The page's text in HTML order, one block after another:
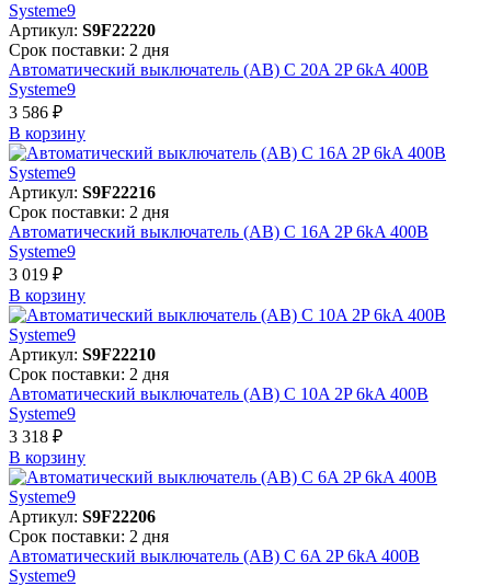
Артикул: S9F22220
Срок поставки: 2 дня
Автоматический выключатель (АВ) C 20A 2P 6kA 400В
Systeme9
3 586 ₽
В корзинy
Артикул: S9F22216
Срок поставки: 2 дня
Автоматический выключатель (АВ) C 16A 2P 6kA 400В
Systeme9
3 019 ₽
В корзинy
Артикул: S9F22210
Срок поставки: 2 дня
Автоматический выключатель (АВ) C 10A 2P 6kA 400В
Systeme9
3 318 ₽
В корзинy
Артикул: S9F22206
Срок поставки: 2 дня
Автоматический выключатель (АВ) C 6A 2P 6kA 400В
Systeme9